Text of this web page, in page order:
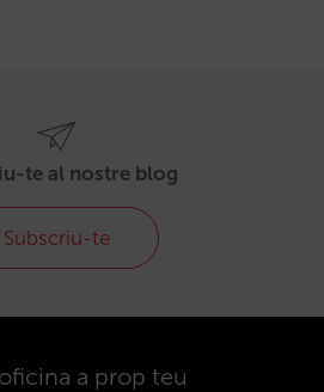
te al nostre blog
Subscriu-te
a prop teu